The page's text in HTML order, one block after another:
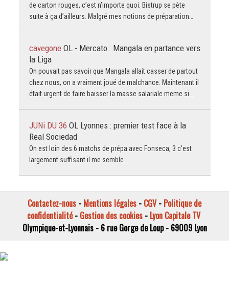
de carton rouges, c’est n’importe quoi. Bistrup se pète
suite à ça d’ailleurs. Malgré mes notions de préparation…
cavegone OL - Mercato : Mangala en partance vers
la Liga
On pouvait pas savoir que Mangala allait casser de partout
chez nous, on a vraiment joué de malchance. Maintenant il
était urgent de faire baisser la masse salariale meme si…
JUNi DU 36 OL Lyonnes : premier test face à la
Real Sociedad
On est loin des 6 matchs de prépa avec Fonseca, 3 c'est
largement suffisant il me semble.
Contactez-nous - Mentions légales - CGV- Politique de
confidentialité- Gestion des cookies- Lyon Capitale TV
Olympique-et-Lyonnais - 6 rue Gorge de Loup - 69009 Lyon